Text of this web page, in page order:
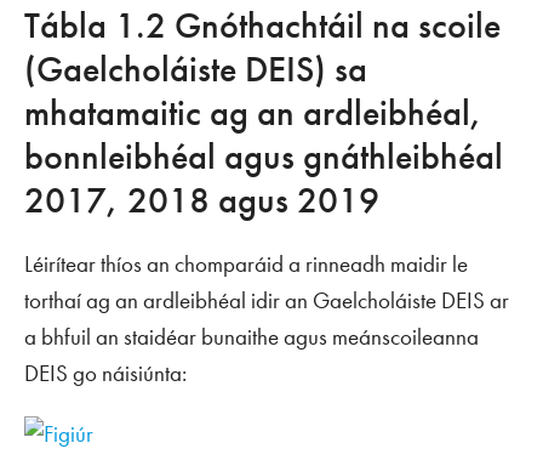
Tábla 1.2 Gnóthachtáil na scoile
(Gaelcholáiste DEIS) sa
mhatamaitic ag an ardleibhéal,
bonnleibhéal agus gnáthleibhéal
2017, 2018 agus 2019
Léirítear thíos an chomparáid a rinneadh maidir le
torthaí ag an ardleibhéal idir an Gaelcholáiste DEIS ar
a bhfuil an staidéar bunaithe agus meánscoileanna
DEIS go náisiúnta: